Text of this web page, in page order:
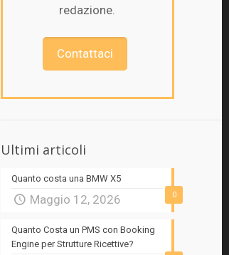
redazione.
Contattaci
Ultimi articoli
0
Quanto costa una BMW X5
Maggio 12, 2026
Quanto Costa un PMS con Booking
Engine per Strutture Ricettive?